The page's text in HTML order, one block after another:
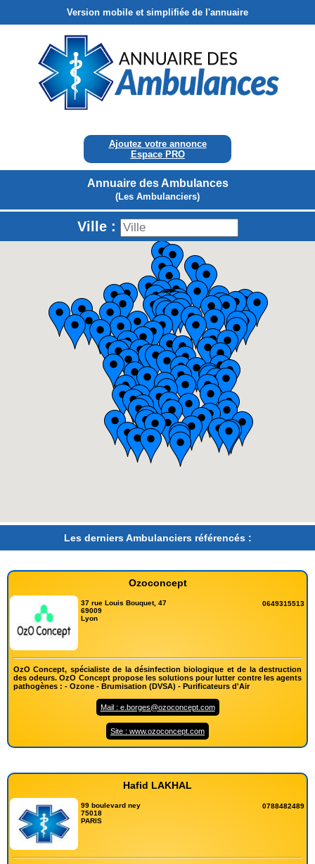
Version mobile et simplifiée de l'annuaire
Ajoutez votre annonce
Espace PRO
Annuaire des Ambulances
(Les Ambulanciers)
Ville :
Les derniers Ambulanciers référencés :
Ozoconcept
37 rue Louis Bouquet, 47
69009
Lyon
0649315513
OzO Concept, spécialiste de la désinfection biologique et de la destruction
des odeurs. OzO Concept propose les solutions pour lutter contre les agents
pathogènes : - Ozone - Brumisation (DVSA) - Purificateurs d'Air
Mail : e.borges@ozoconcept.com
Site : www.ozoconcept.com
Hafid LAKHAL
99 boulevard ney
75018
PARIS
0788482489